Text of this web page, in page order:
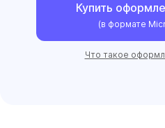
Купить
(в формате
Что такое